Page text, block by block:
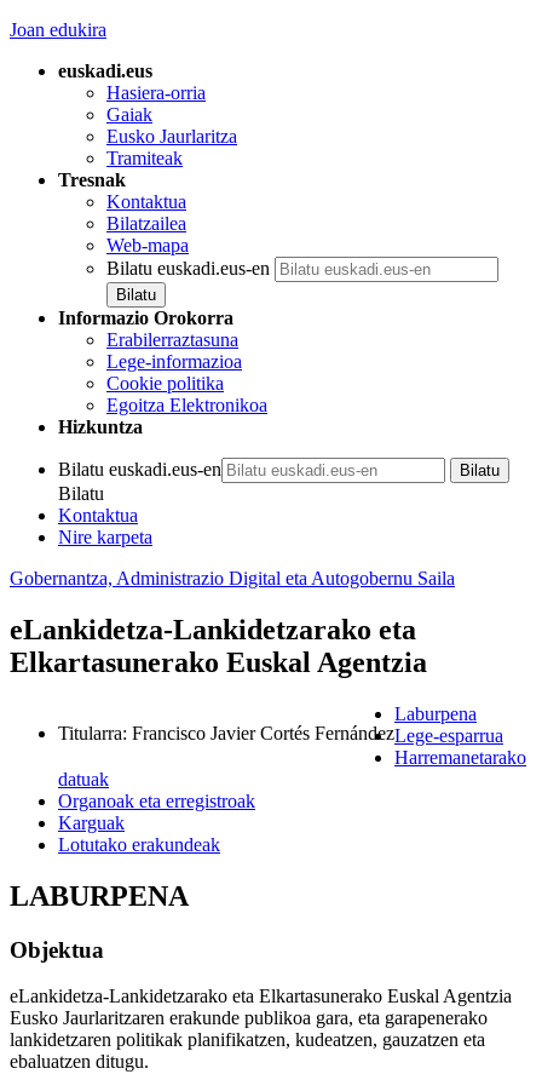
Joan edukira
euskadi.eus
Hasiera-orria
Gaiak
Eusko Jaurlaritza
Tramiteak
Tresnak
Kontaktua
Bilatzailea
Web-mapa
Bilatu euskadi.eus-en
Informazio Orokorra
Erabilerraztasuna
Lege-informazioa
Cookie politika
Egoitza Elektronikoa
Hizkuntza
Bilatu euskadi.eus-en
Bilatu
Kontaktua
Nire karpeta
Gobernantza, Administrazio Digital eta Autogobernu Saila
eLankidetza-Lankidetzarako eta
Elkartasunerako Euskal Agentzia
Titularra: Francisco Javier Cortés Fernández
Laburpena
Lege-esparrua
Harremanetarako
datuak
Organoak eta erregistroak
Karguak
Lotutako erakundeak
LABURPENA
Objektua
eLankidetza-Lankidetzarako eta Elkartasunerako Euskal Agentzia
Eusko Jaurlaritzaren erakunde publikoa gara, eta garapenerako
lankidetzaren politikak planifikatzen, kudeatzen, gauzatzen eta
ebaluatzen ditugu.